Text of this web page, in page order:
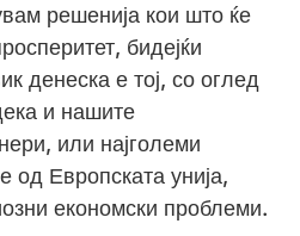
решенија кои што ќе
бидејќи
денеска е тој, со оглед
и нашите
или најголеми
од Европската унија,
економски проблеми.